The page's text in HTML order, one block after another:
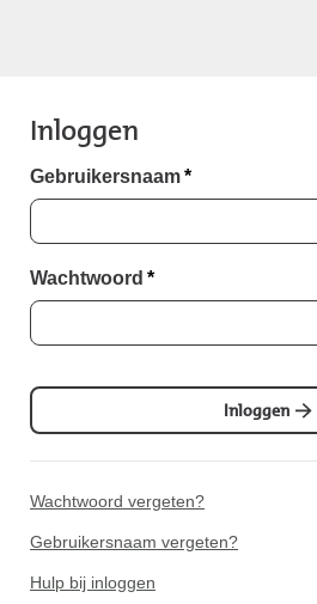
Inloggen
Gebruikersnaam*
Wachtwoord *
Inloggen
Wachtwoord vergeten?
Gebruikersnaam vergeten?
Hulp bij inloggen